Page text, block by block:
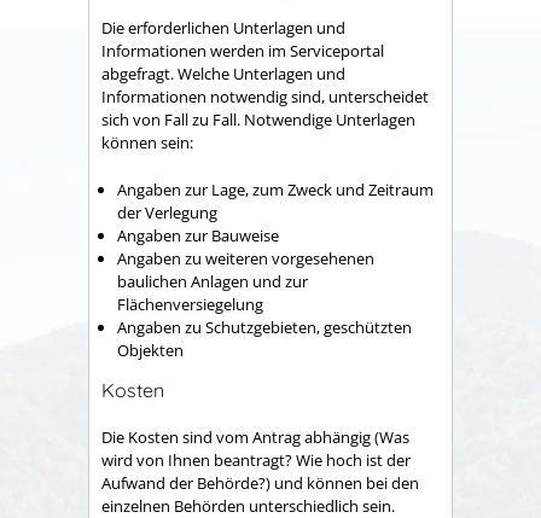
Die erforderlichen Unterlagen und
Informationen werden im Serviceportal
abgefragt. Welche Unterlagen und
Informationen notwendig sind, unterscheidet
sich von Fall zu Fall. Notwendige Unterlagen
können sein:
Angaben zur Lage, zum Zweck und Zeitraum
der Verlegung
Angaben zur Bauweise
Angaben zu weiteren vorgesehenen
baulichen Anlagen und zur
Flächenversiegelung
Angaben zu Schutzgebieten, geschützten
Objekten
Kosten
Die Kosten sind vom Antrag abhängig (Was
wird von Ihnen beantragt? Wie hoch ist der
Aufwand der Behörde?) und können bei den
einzelnen Behörden unterschiedlich sein.